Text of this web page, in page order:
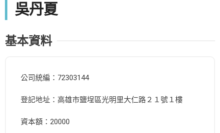
吳丹夏
基本資料
公司統編：72303144
登記地址：高雄市鹽埕區光明里大仁路２１號１樓
資本額：20000